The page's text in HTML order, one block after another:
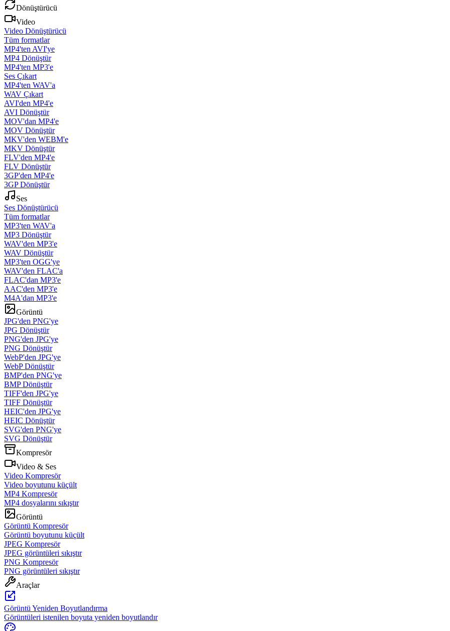
Dönüştürücü
Video
Video Dönüştürücü
Tüm formatlar
MP4'ten AVI'ye
MP4 Dönüştür
MP4'ten MP3'e
Ses Çıkart
MP4'ten WAV'a
WAV Çıkart
AVI'den MP4'e
AVI Dönüştür
MOV'dan MP4'e
MOV Dönüştür
MKV'den WEBM'e
MKV Dönüştür
FLV'den MP4'e
FLV Dönüştür
3GP'den MP4'e
3GP Dönüştür
Ses
Ses Dönüştürücü
Tüm formatlar
MP3'ten WAV'a
MP3 Dönüştür
WAV'den MP3'e
WAV Dönüştür
MP3'ten OGG'ye
WAV'den FLAC'a
FLAC'dan MP3'e
AAC'den MP3'e
M4A'dan MP3'e
Görüntü
JPG'den PNG'ye
JPG Dönüştür
PNG'den JPG'ye
PNG Dönüştür
WebP'den JPG'ye
WebP Dönüştür
BMP'den PNG'ye
BMP Dönüştür
TIFF'den JPG'ye
TIFF Dönüştür
HEIC'den JPG'ye
HEIC Dönüştür
SVG'den PNG'ye
SVG Dönüştür
Kompresör
Video & Ses
Video Kompresör
Video boyutunu küçült
MP4 Kompresör
MP4 dosyalarını sıkıştır
Görüntü
Görüntü Kompresör
Görüntü boyutunu küçült
JPEG Kompresör
JPEG görüntüleri sıkıştır
PNG Kompresör
PNG görüntüleri sıkıştır
Araçlar
Görüntü Yeniden Boyutlandırma
Görüntüleri istenilen boyuta yeniden boyutlandır